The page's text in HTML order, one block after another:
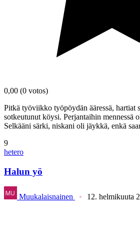
0,00 (0 votos)
Pitkä työviikko työpöydän ääressä, hartiat
sotkeutunut köysi. Perjantaihin mennessä
Selkääni särki, niskani oli jäykkä, enkä
9
hetero
Halun yö
Muukalaisnainen 12. helmikuuta